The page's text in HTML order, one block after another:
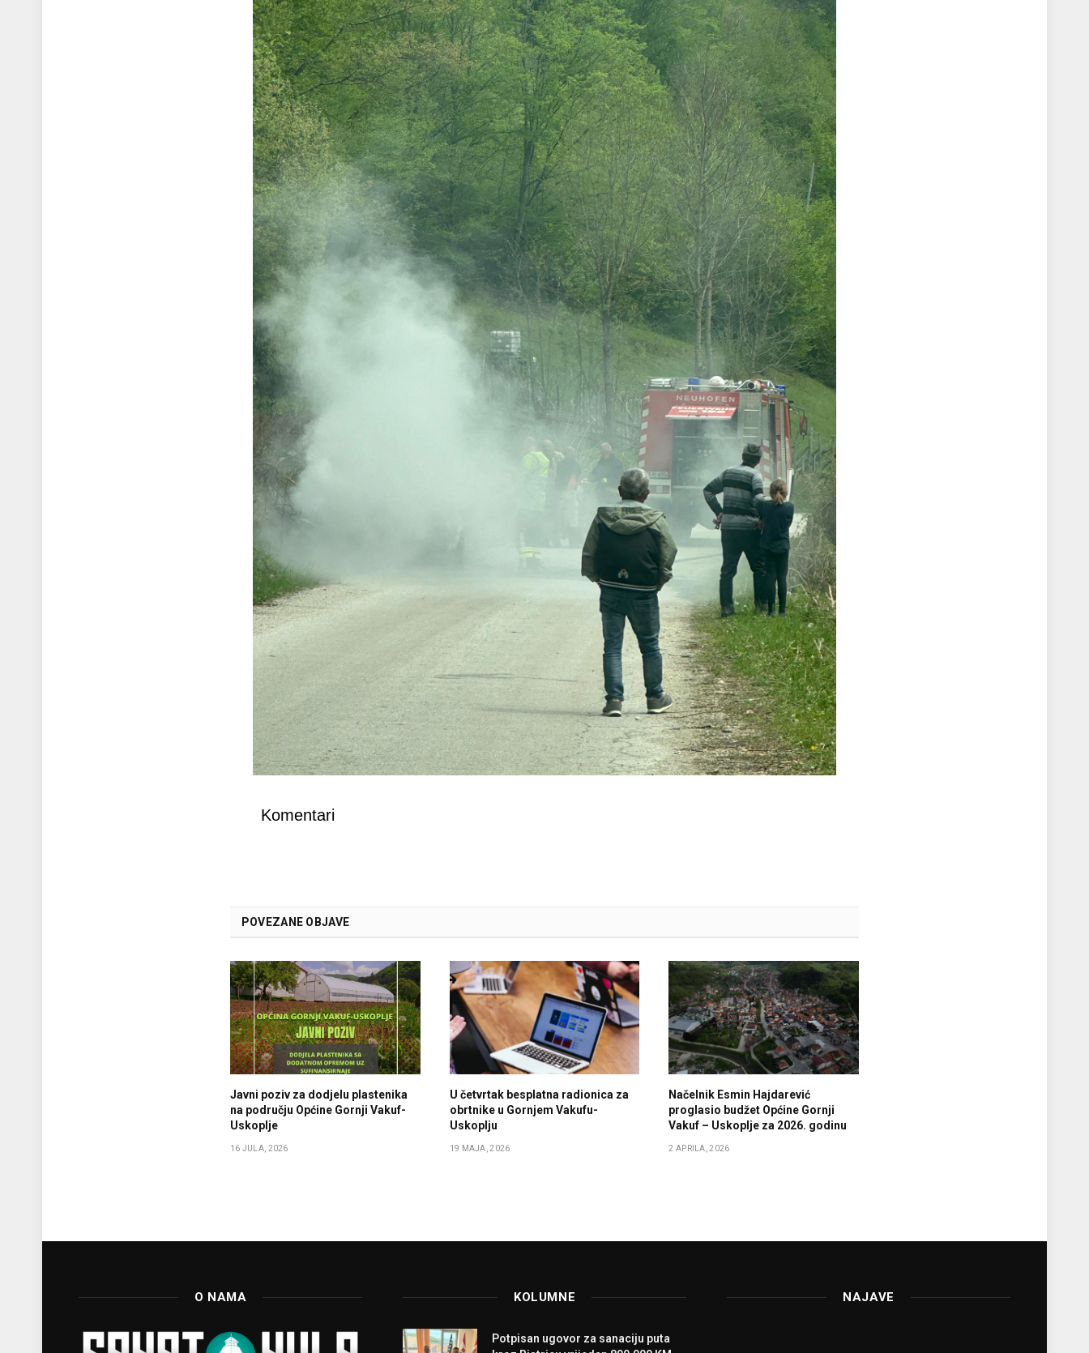
Komentari
POVEZANE OBJAVE
Javni poziv za dodjelu plastenika
na području Općine Gornji Vakuf-
Uskoplje
16 JULA, 2026
U četvrtak besplatna radionica za
obrtnike u Gornjem Vakufu-
Uskoplju
19 MAJA, 2026
Načelnik Esmin Hajdarević
proglasio budžet Općine Gornji
Vakuf – Uskoplje za 2026. godinu
2 APRILA, 2026
O NAMA KOLUMNE
Potpisan ugovor za sanaciju puta
NAJAVE